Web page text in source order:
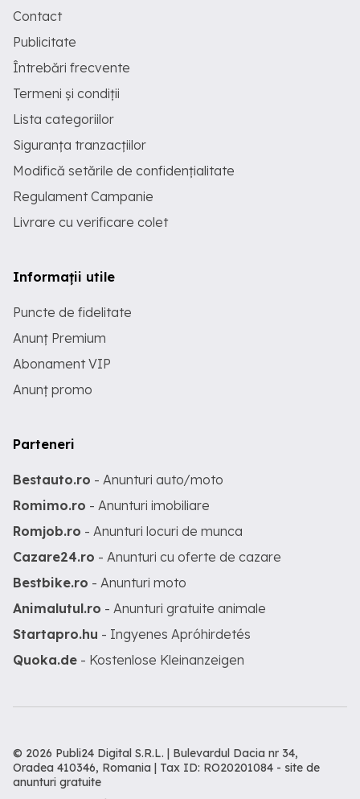
Contact
Publicitate
Întrebări frecvente
Termeni și condiții
Lista categoriilor
Siguranța tranzacțiilor
Modifică setările de confidențialitate
Regulament Campanie
Livrare cu verificare colet
Informații utile
Puncte de fidelitate
Anunț Premium
Abonament VIP
Anunț promo
Parteneri
Bestauto.ro - Anunturi auto/moto
Romimo.ro - Anunturi imobiliare
Romjob.ro - Anunturi locuri de munca
Cazare24.ro - Anunturi cu oferte de cazare
Bestbike.ro - Anunturi moto
Animalutul.ro - Anunturi gratuite animale
Startapro.hu - Ingyenes Apróhirdetés
Quoka.de - Kostenlose Kleinanzeigen
© 2026 Publi24 Digital S.R.L. | Bulevardul Dacia nr 34,
Oradea 410346, Romania | Tax ID: RO20201084 - site de
anunturi gratuite